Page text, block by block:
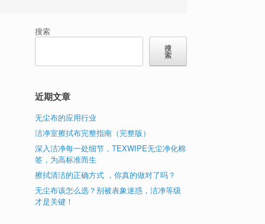
搜索
搜
索
近期文章
无尘布的应用行业
洁净室擦拭布完整指南（完整版）
深入洁净每一处细节，TEXWIPE无尘净化棉
签，为高标准而生
擦拭清洁的正确方式 ，你真的做对了吗？
无尘布该怎么选？别被表象迷惑，洁净等级
才是关键！